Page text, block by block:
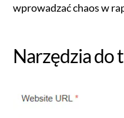
wprowadzać chaos w
Narzędzia do